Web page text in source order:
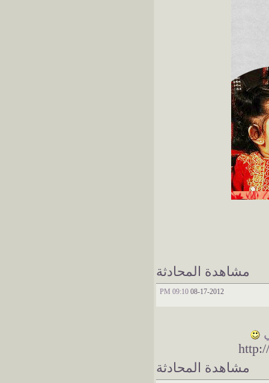
مشاهدة المحادثة
08-17-2012
09:10 PM
مشاهدة المحادثة